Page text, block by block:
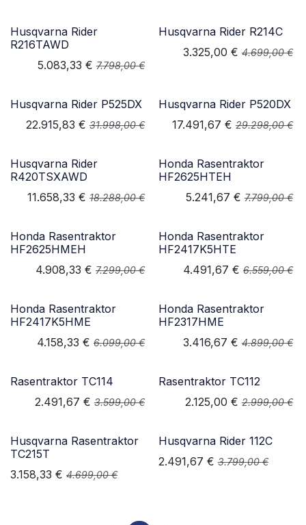
Husqvarna Rider
R216TAWD
5.083,33 € 7.798,00€
Husqvarna Rider R214C
3.325,00 € 4.699,00€
Husqvarna Rider P525DX
22.915,83 € 31.998,00€
Husqvarna Rider P520DX
17.491,67 € 29.298,00€
Husqvarna Rider
R420TSXAWD
11.658,33 € 18.288,00€
Honda Rasentraktor
HF2625HTEH
5.241,67 € 7.799,00€
Honda Rasentraktor
HF2625HMEH
4.908,33 € 7.299,00€
Honda Rasentraktor
HF2417K5HTE
4.491,67 € 6.559,00€
Honda Rasentraktor
HF2417K5HME
4.158,33 € 6.099,00€
Honda Rasentraktor
HF2317HME
3.416,67 € 4.899,00€
Rasentraktor TC114
2.491,67 € 3.599,00€
Rasentraktor TC112
2.125,00 € 2.999,00€
Husqvarna Rasentraktor
TC215T
3.158,33 € 4.699,00€
Husqvarna Rider 112C
2.491,67 € 3.799,00€